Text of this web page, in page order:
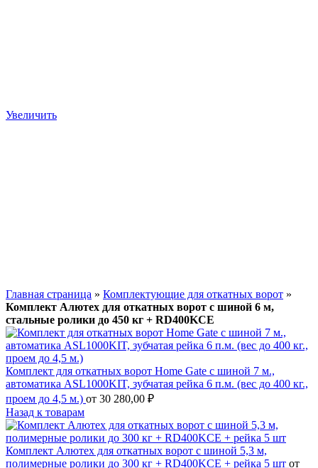
Увеличить
Главная страница » Комплектующие для откатных ворот »
Комплект Алютех для откатных ворот с шиной 6 м,
стальные ролики до 450 кг + RD400KCE
Комплект для откатных ворот Home Gate с шиной 7 м.,
автоматика ASL1000KIT, зубчатая рейка 6 п.м. (вес до 400 кг.,
проем до 4,5 м.) от 30 280,00 ₽
Назад к товарам
Комплект Алютех для откатных ворот с шиной 5,3 м,
полимерные ролики до 300 кг + RD400KCE + рейка 5 шт от